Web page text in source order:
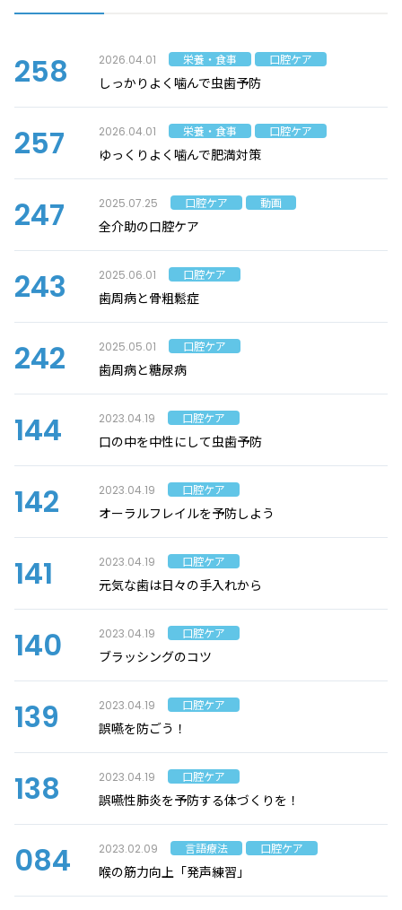
258 2026.04.01 栄養・食事 口腔ケア
しっかりよく噛んで虫歯予防
257 2026.04.01 栄養・食事 口腔ケア
ゆっくりよく噛んで肥満対策
247 2025.07.25 口腔ケア 動画
全介助の口腔ケア
243 2025.06.01 口腔ケア
歯周病と骨粗鬆症
242 2025.05.01 口腔ケア
歯周病と糖尿病
144 2023.04.19 口腔ケア
口の中を中性にして虫歯予防
142 2023.04.19 口腔ケア
オーラルフレイルを予防しよう
141 2023.04.19 口腔ケア
元気な歯は日々の手入れから
140 2023.04.19 口腔ケア
ブラッシングのコツ
139 2023.04.19 口腔ケア
誤嚥を防ごう！
138 2023.04.19 口腔ケア
誤嚥性肺炎を予防する体づくりを！
084 2023.02.09 言語療法 口腔ケア
喉の筋力向上「発声練習」